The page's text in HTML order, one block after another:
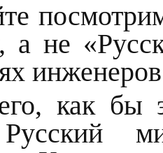
а не
как бы
Русский